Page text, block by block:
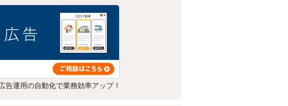
告運用の自動化で業務効率アップ！